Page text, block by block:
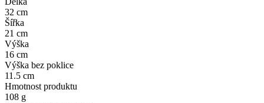
32 cm
Šířka
21 cm
Výška
16 cm
Výška bez poklice
11.5 cm
Hmotnost produktu
108 g